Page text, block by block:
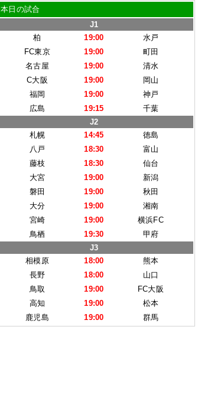
本日の試合
J1
柏
19:00
水戸
FC東京
19:00
町田
名古屋
19:00
清水
C大阪
19:00
岡山
福岡
19:00
神戸
広島
19:15
千葉
J2
札幌
14:45
徳島
八戸
18:30
富山
藤枝
18:30
仙台
大宮
19:00
新潟
磐田
19:00
秋田
大分
19:00
湘南
宮崎
19:00
横浜FC
鳥栖
19:30
甲府
J3
相模原
18:00
熊本
長野
18:00
山口
鳥取
19:00
FC大阪
高知
19:00
松本
鹿児島
19:00 群馬